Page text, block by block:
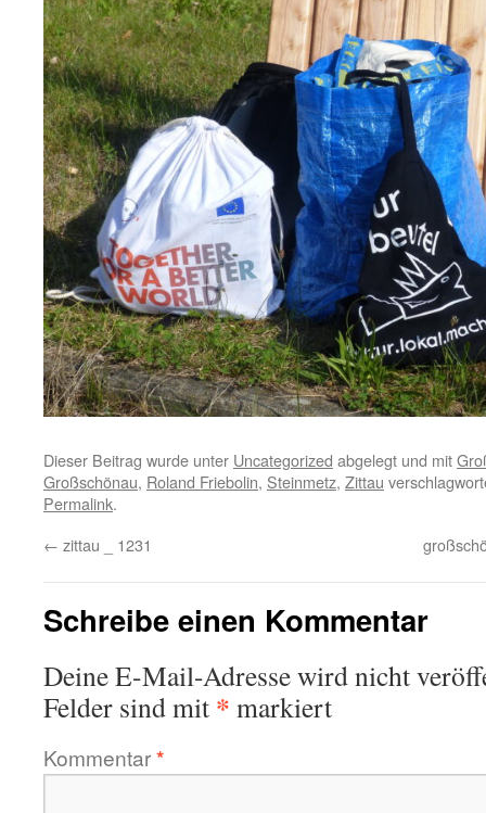
Dieser Beitrag wurde unter Uncategorized abgelegt und mit
Großschönau, Roland Friebolin, Steinmetz, Zittau
Permalink.
← zittau _ 1231
Schreibe einen Kommentar
Deine E-Mail-Adresse wird nicht
Felder sind mit * markiert
Kommentar*